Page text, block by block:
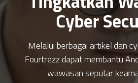
Cyber
Melalui berbagai artikel dan
Fourtrezz dapat membantu
wawasan seputar